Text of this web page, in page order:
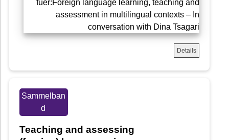
Details
Sammelban
d
Teaching and assessing